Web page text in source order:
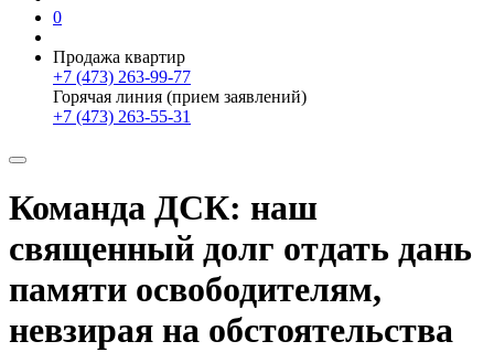
0
Продажа квартир
+7 (473) 263-99-77
Горячая линия (прием заявлений)
+7 (473) 263-55-31
Команда ДСК: наш
священный долг отдать дань
памяти освободителям,
невзирая на обстоятельства